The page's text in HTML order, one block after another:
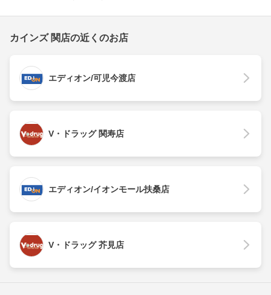
カインズ 関店の近くのお店
エディオン/可児今渡店
V・ドラッグ 関寿店
エディオン/イオンモール扶桑店
V・ドラッグ 芥見店